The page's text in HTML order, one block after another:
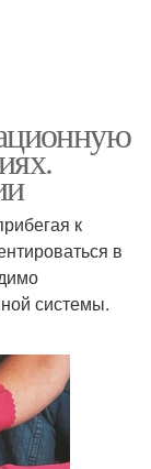
к
в
системы.